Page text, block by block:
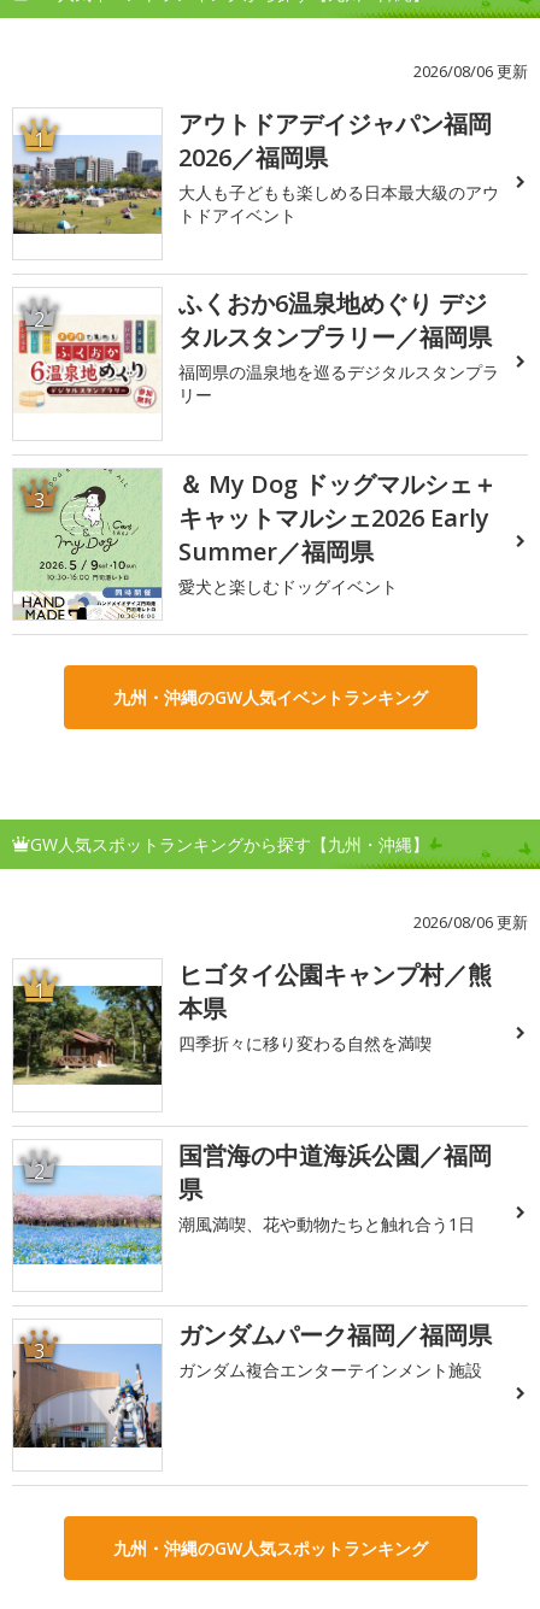
2026/08/06 更新
1
アウトドアデイジャパン福岡
2026／福岡県
大人も子どもも楽しめる日本最大級のアウ
トドアイベント
2
ふくおか6温泉地めぐり デジ
タルスタンプラリー／福岡県
福岡県の温泉地を巡るデジタルスタンプラ
リー
3
＆ My Dog ドッグマルシェ＋
キャットマルシェ2026 Early
Summer／福岡県
愛犬と楽しむドッグイベント
九州・沖縄のGW人気イベントランキング
GW人気スポットランキングから探す【九州・沖縄】
2026/08/06 更新
1
ヒゴタイ公園キャンプ村／熊
本県
四季折々に移り変わる自然を満喫
2
国営海の中道海浜公園／福岡
県
潮風満喫、花や動物たちと触れ合う1日
3 ガンダムパーク福岡／福岡県
ガンダム複合エンターテインメント施設
九州・沖縄のGW人気スポットランキング